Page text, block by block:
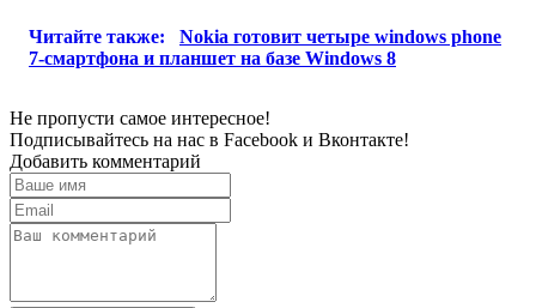
Читайте также:
Nokia готовит четыре windows phone
7-смартфона и планшет на базе Windows 8
Не пропусти самое интересное!
Подписывайтесь на нас в Facebook и Вконтакте!
Добавить комментарий